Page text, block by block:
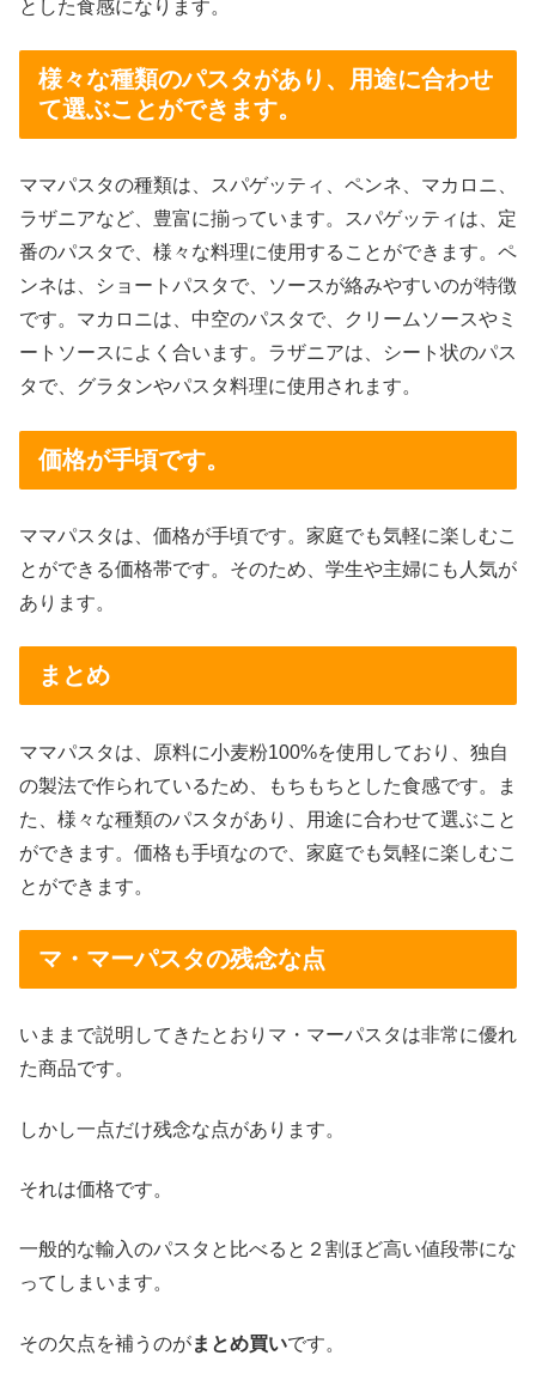
とした食感になります。
様々な種類のパスタがあり、用途に合わせ
て選ぶことができます。
ママパスタの種類は、スパゲッティ、ペンネ、マカロニ、
ラザニアなど、豊富に揃っています。スパゲッティは、定
番のパスタで、様々な料理に使用することができます。ペ
ンネは、ショートパスタで、ソースが絡みやすいのが特徴
です。マカロニは、中空のパスタで、クリームソースやミ
ートソースによく合います。ラザニアは、シート状のパス
タで、グラタンやパスタ料理に使用されます。
価格が手頃です。
ママパスタは、価格が手頃です。家庭でも気軽に楽しむこ
とができる価格帯です。そのため、学生や主婦にも人気が
あります。
まとめ
ママパスタは、原料に小麦粉100%を使用しており、独自
の製法で作られているため、もちもちとした食感です。ま
た、様々な種類のパスタがあり、用途に合わせて選ぶこと
ができます。価格も手頃なので、家庭でも気軽に楽しむこ
とができます。
マ・マーパスタの残念な点
いままで説明してきたとおりマ・マーパスタは非常に優れ
た商品です。
しかし一点だけ残念な点があります。
それは価格です。
一般的な輸入のパスタと比べると２割ほど高い値段帯にな
ってしまいます。
その欠点を補うのがまとめ買いです。